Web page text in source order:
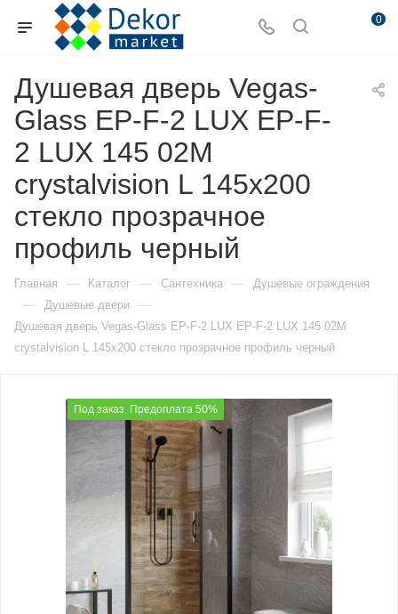
0
Душевая дверь Vegas-
Glass EP-F-2 LUX EP-F-
2 LUX 145 02М
crystalvision L 145х200
стекло прозрачное
профиль черный
Главная — Каталог — Сантехника — Душевые ограждения
— Душевые двери —
Душевая дверь Vegas-Glass EP-F-2 LUX EP-F-2 LUX 145 02М
crystalvision L 145х200 стекло прозрачное профиль черный
Под заказ. Предоплата 50%